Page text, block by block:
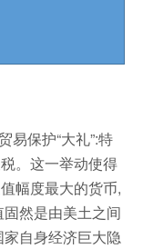
易保护“大礼”:特
。这一举动使得
幅度最大的货币,
然是由美土之间
自身经济巨大隐